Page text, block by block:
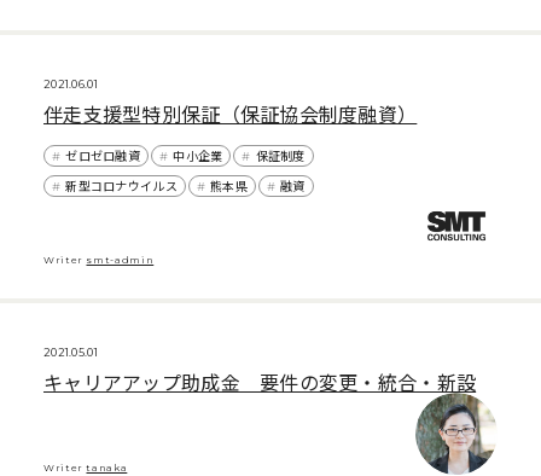
2021.06.01
伴走支援型特別保証（保証協会制度融資）
ゼロゼロ融資 中小企業
保証制度
新型コロナウイルス
熊本県 融資
Writer smt-admin
2021.05.01
キャリアアップ助成金 要件の変更・統合・新設
Writer tanaka